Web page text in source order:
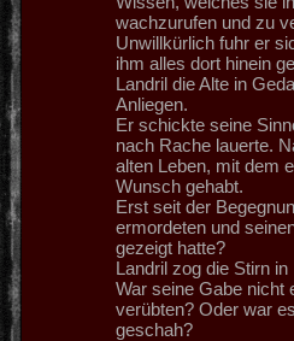
wachzurufen und zu
Unwillkürlich fuhr er
ihm alles dort hinein
Landril die Alte in
Anliegen.
Er schickte seine
nach Rache lauerte.
alten Leben, mit dem
Wunsch gehabt.
Erst seit der
ermordeten und
gezeigt hatte?
Landril zog die Stirn
War seine Gabe nicht
verübten? Oder war
geschah?